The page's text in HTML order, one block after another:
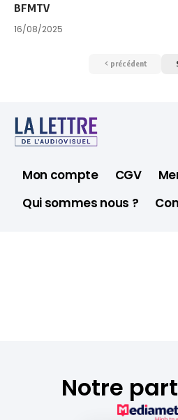
BFMTV
16/08/2025
précédent
Mon compte CGV
Qui sommes nous ?
Notre